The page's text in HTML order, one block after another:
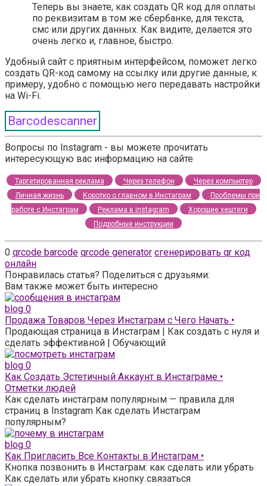
Теперь вы знаете, как создать QR код для оплаты
по реквизитам в том же сбербанке, для текста,
смс или других данных. Как видите, делается это
очень легко и, главное, быстро.
Удобный сайт с приятным интерфейсом, поможет легко
создать QR-код самому на ссылку или другие данные, к
примеру, удобно с помощью него передавать настройки
на Wi-Fi.
Barcodescanner
Вопросы по Instagram - вы можете прочитать
интересующую вас информацию на сайте
Таргетированная реклама Через телефон
Через компьютер
Личная жизнь
Коротко о главном в Инстаграм
Проблемы при
работе с Инстаграм
Реклама в instagram
Хорошие хештеги
Подробные инструкции
0 qrcode barcode qrcode generator сгенерировать qr код
онлайн
Понравилась статья? Поделиться с друзьями:
Вам также может быть интересно
blog 0
Продажа Товаров Через Инстаграм с Чего Начать •
Продающая страница в Инстаграм | Как создать с нуля и
сделать эффективной | Обучающий
blog 0
Как Создать Эстетичный Аккаунт в Инстаграме •
Отметки людей
Как сделать инстаграм популярным — правила для
страниц в Instagram Как сделать Инстаграм
популярным?
blog 0
Как Пригласить Все Контакты в Инстаграм •
Кнопка позвонить в Инстаграм: как сделать или убрать
Как сделать или убрать кнопку связаться